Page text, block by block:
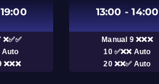
Auto
13:00 - 14:00
Manual 9 ❌❌❌
10 ✅❌❌ Auto
20 ❌❌✅ Auto